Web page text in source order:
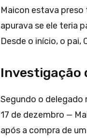
Maicon estava
apurava se ele teria
Desde o início, o pai,
Investigação
Segundo o delegado
17 de dezembro —
após a compra de